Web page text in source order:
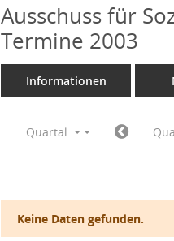
Ausschuss für
Termine 2003
Informationen
Quartal
Keine Daten gefunden.